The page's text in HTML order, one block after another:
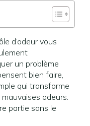
d’odeur vous
un problème
bien faire,
qui transforme
odeurs.
partie sans le